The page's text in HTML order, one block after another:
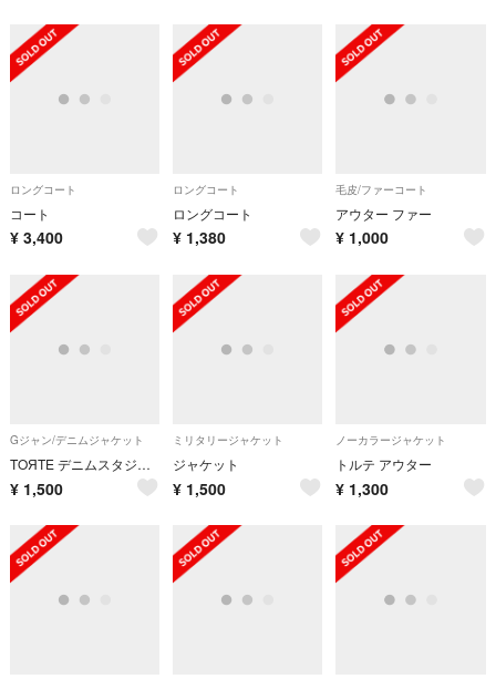
ロングコート
コート
¥ 3,400
ロングコート
ロングコート
¥ 1,380
毛皮/ファーコート
アウター ファー
¥ 1,000
Gジャン/デニムジャケット
TOЯTE デニムスタジャン☆
¥ 1,500
ミリタリージャケット
ジャケット
¥ 1,500
ノーカラージャケット
トルテ アウター
¥ 1,300